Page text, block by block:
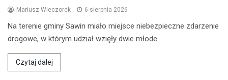
Mariusz Wieczorek 6 sierpnia 2026
Na terenie gminy Sawin miało miejsce niebezpieczne zdarzenie
drogowe, w którym udział wzięły dwie młode…
Czytaj dalej